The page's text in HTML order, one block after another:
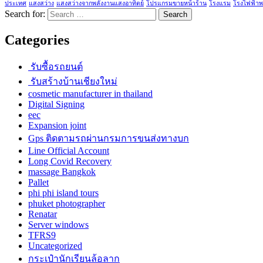
ประเทศ แสงสว่าง แสงสว่างจากพลังงานแสงอาทิตย์ โปรแกรมขายหน้าร้าน โรงแรม โรงไฟฟ้า
Search for:
Categories
รับซื้อรถยนต์
รับสร้างบ้านเชียงใหม่
cosmetic manufacturer in thailand
Digital Signing
eec
Expansion joint
Gps ติดตามรถผ่านกรมการขนส่งทางบก
Line Official Account
Long Covid Recovery
massage Bangkok
Pallet
phi phi island tours
phuket photographer
Renatar
Server windows
TFRS9
Uncategorized
กระเป๋านักเรียนล้อลาก